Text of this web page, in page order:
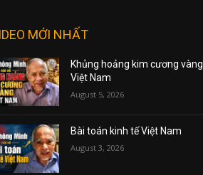
MỚI NHẤT
Khủng hoảng kim cương vàng
Việt Nam
August 5, 2026
Bài toán kinh tế Việt Nam
August 3, 2026